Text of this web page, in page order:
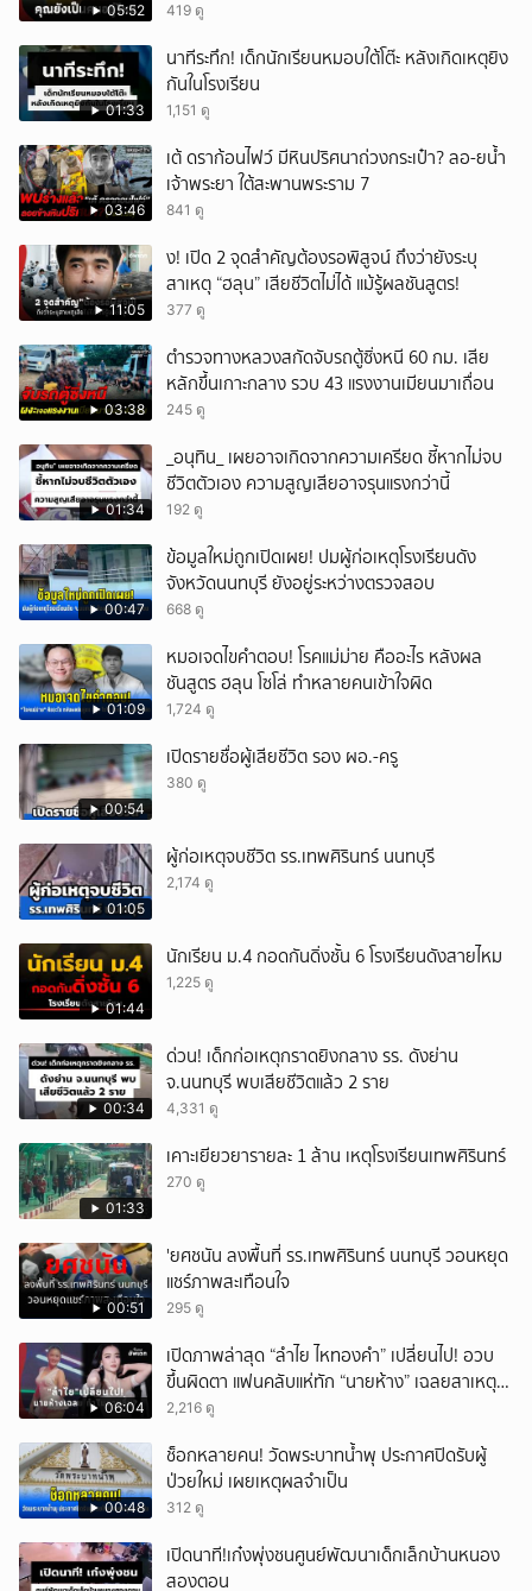
05:52 419 ดู
01:33
นาทีระทึก! เด็กนักเรียนหมอบใต้โต๊ะ หลังเกิดเหตุยิง
กันในโรงเรียน
1,151 ดู
03:46
เต้ ดราก้อนไฟว์ มีหินปริศนาถ่วงกระเป๋า? ลอ-ยน้ำ
เจ้าพระยา ใต้สะพานพระราม 7
841 ดู
11:05
ึ้ง! เปิด 2 จุดสำคัญต้องรอพิสูจน์ ถึงว่ายังระบุ
สาเหตุ “ฮลุน” เสียชีวิตไม่ได้ แม้รู้ผลชันสูตร!
377 ดู
03:38
ตำรวจทางหลวงสกัดจับรถตู้ซิ่งหนี 60 กม. เสีย
หลักขึ้นเกาะกลาง รวบ 43 แรงงานเมียนมาเถื่อน
245 ดู
01:34
_อนุทิน_ เผยอาจเกิดจากความเครียด ชี้หากไม่จบ
ชีวิตตัวเอง ความสูญเสียอาจรุนแรงกว่านี้
192 ดู
00:47
ข้อมูลใหม่ถูกเปิดเผย! ปมผู้ก่อเหตุโรงเรียนดัง
จังหวัดนนทบุรี ยังอยู่ระหว่างตรวจสอบ
668 ดู
01:09
หมอเจดไขคำตอบ! โรคแม่ม่าย คืออะไร หลังผล
ชันสูตร ฮลุน โซโล่ ทำหลายคนเข้าใจผิด
1,724 ดู
00:54
เปิดรายชื่อผู้เสียชีวิต รอง ผอ.-ครู
380 ดู
01:05
ผู้ก่อเหตุจบชีวิต รร.เทพศิรินทร์ นนทบุรี
2,174 ดู
01:44
นักเรียน ม.4 กอดกันดิ่งชั้น 6 โรงเรียนดังสายไหม
1,225 ดู
00:34
ด่วน! เด็กก่อเหตุกราดยิงกลาง รร. ดังย่าน
จ.นนทบุรี พบเสียชีวิตแล้ว 2 ราย
4,331 ดู
01:33
เคาะเยียวยารายละ 1 ล้าน เหตุโรงเรียนเทพศิรินทร์
270 ดู
00:51
'ยศชนัน ลงพื้นที่ รร.เทพศิรินทร์ นนทบุรี วอนหยุด
แชร์ภาพสะเทือนใจ
295 ดู
06:04
เปิดภาพล่าสุด “ลำไย ไหทองคำ” เปลี่ยนไป! อวบ
ขึ้นผิดตา แฟนคลับแห่ทัก “นายห้าง” เฉลยสาเหตุ
ชัด!
2,216 ดู
00:48
ช็อกหลายคน! วัดพระบาทน้ำพุ ประกาศปิดรับผู้
ป่วยใหม่ เผยเหตุผลจำเป็น
312 ดู
เปิดนาที!เก๋งพุ่งชนศูนย์พัฒนาเด็กเล็กบ้านหนอง
สองตอน